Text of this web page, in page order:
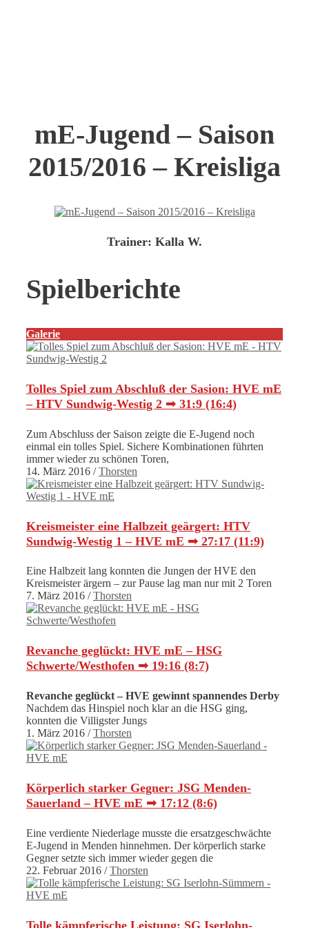
mE-Jugend – Saison
2015/2016 – Kreisliga
Trainer: Kalla W.
Spielberichte
Galerie
Tolles Spiel zum Abschluß der Sasion: HVE mE
– HTV Sundwig-Westig 2 ➟ 31:9 (16:4)
Zum Abschluss der Saison zeigte die E-Jugend noch
einmal ein tolles Spiel. Sichere Kombinationen führten
immer wieder zu schönen Toren,
14. März 2016 /Thorsten
Kreismeister eine Halbzeit geärgert: HTV
Sundwig-Westig 1 – HVE mE ➟ 27:17 (11:9)
Eine Halbzeit lang konnten die Jungen der HVE den
Kreismeister ärgern – zur Pause lag man nur mit 2 Toren
7. März 2016 /Thorsten
Revanche geglückt: HVE mE – HSG
Schwerte/Westhofen ➟ 19:16 (8:7)
Revanche geglückt – HVE gewinnt spannendes Derby
Nachdem das Hinspiel noch klar an die HSG ging,
konnten die Villigster Jungs
1. März 2016 /Thorsten
Körperlich starker Gegner: JSG Menden-
Sauerland – HVE mE ➟ 17:12 (8:6)
Eine verdiente Niederlage musste die ersatzgeschwächte
E-Jugend in Menden hinnehmen. Der körperlich starke
Gegner setzte sich immer wieder gegen die
22. Februar 2016 /Thorsten